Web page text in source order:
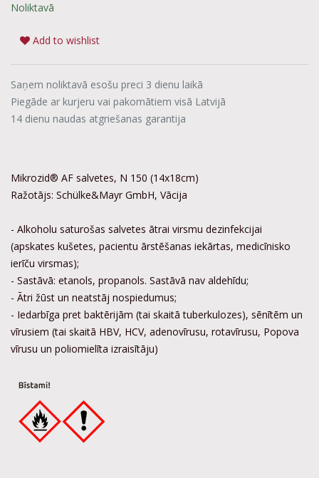
Noliktavā
Add to wishlist
Saņem noliktavā esošu preci 3 dienu laikā
Piegāde ar kurjeru vai pakomātiem visā Latvijā
14 dienu naudas atgriešanas garantija
Mikrozid® AF salvetes, N 150 (14x18cm)
Ražotājs: Schülke&Mayr GmbH, Vācija
- Alkoholu saturošas salvetes ātrai virsmu dezinfekcijai
(apskates kušetes, pacientu ārstēšanas iekārtas, medicīnisko
ierīču virsmas);
- Sastāvā: etanols, propanols. Sastāvā nav aldehīdu;
- Ātri žūst un neatstāj nospiedumus;
- Iedarbīga pret baktērijām (tai skaitā tuberkulozes), sēnītēm un
vīrusiem (tai skaitā HBV, HCV, adenovīrusu, rotavīrusu, Popova
vīrusu un poliomielīta izraisītāju)